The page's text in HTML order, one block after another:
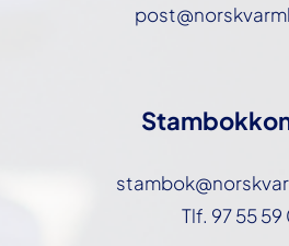
Tlf. 97 55 59